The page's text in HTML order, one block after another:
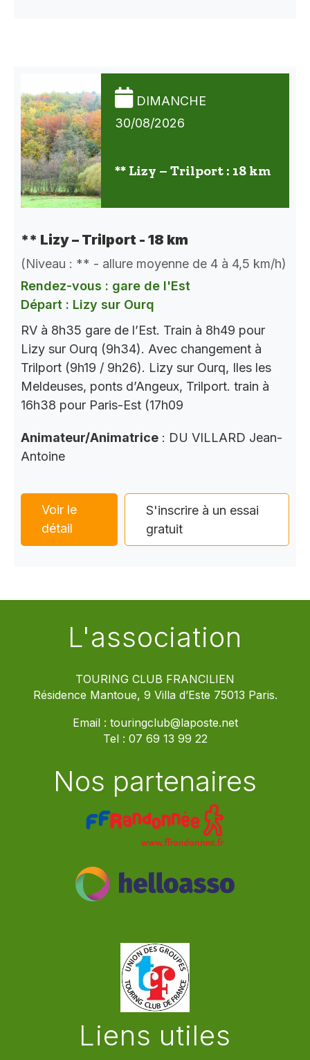
DIMANCHE
30/08/2026
** Lizy – Trilport : 18 km
** Lizy – Trilport - 18 km
(Niveau : ** - allure moyenne de 4 à 4,5 km/h)
Rendez-vous : gare de l'Est
Départ : Lizy sur Ourq
RV à 8h35 gare de l’Est. Train à 8h49 pour
Lizy sur Ourq (9h34). Avec changement à
Trilport (9h19 / 9h26). Lizy sur Ourq, Iles les
Meldeuses, ponts d’Angeux, Trilport. train à
16h38 pour Paris-Est (17h09
Animateur/Animatrice : DU VILLARD Jean-
Antoine
Voir le
détail
S'inscrire à un essai
gratuit
L'association
TOURING CLUB FRANCILIEN
Résidence Mantoue, 9 Villa d’Este 75013 Paris.
Email : touringclub@laposte.net
Tel : 07 69 13 99 22
Nos partenaires
Liens utiles